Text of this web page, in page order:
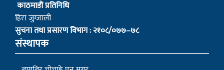
काठमाडाैं प्रतिनिधि
हिरा जुग्जाली
सुचना तथा प्रसारण विभाग : २१०८/०७७–७८
संस्थापक